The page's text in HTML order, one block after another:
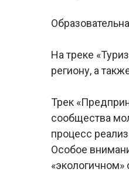
На треке
региону, а
Трек
сообщества
процесс
Особое